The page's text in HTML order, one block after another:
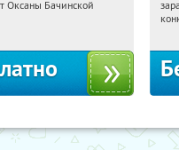
Оксаны Бачинской